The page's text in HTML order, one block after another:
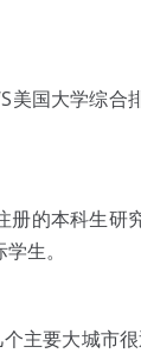
美国大学综合
的本科生研
生。
主要大城市很